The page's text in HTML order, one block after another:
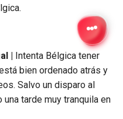
|
Intenta Bélgica tener
bien ordenado atrás y
Salvo un disparo al
tarde muy tranquila en